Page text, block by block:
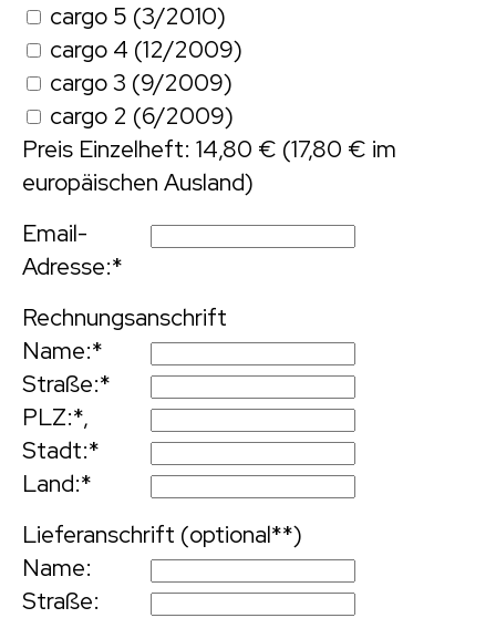
cargo 5 (3/2010)
cargo 4 (12/2009)
cargo 3 (9/2009)
cargo 2 (6/2009)
Preis Einzelheft: 14,80 € (17,80 € im
europäischen Ausland)
Email-
Adresse:*
Rechnungsanschrift
Name:*
Straße:*
PLZ:*,
Stadt:*
Land:*
Lieferanschrift (optional**)
Name:
Straße: